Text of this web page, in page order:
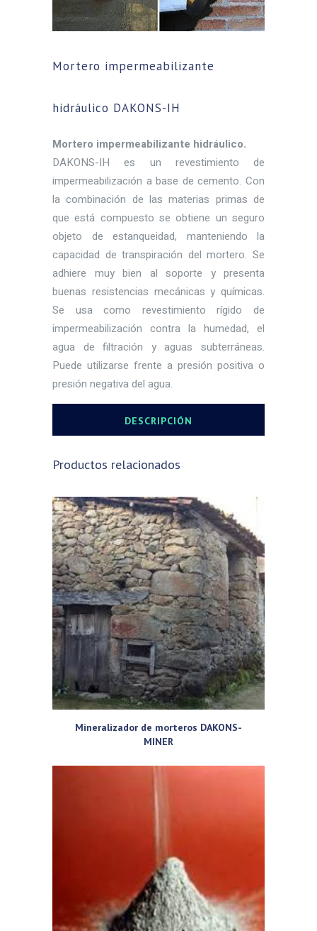
Mortero impermeabilizante
hidráulico DAKONS-IH
Mortero impermeabilizante hidráulico.
DAKONS-IH es un revestimiento de
impermeabilización a base de cemento. Con
la combinación de las materias primas de
que está compuesto se obtiene un seguro
objeto de estanqueidad, manteniendo la
capacidad de transpiración del mortero. Se
adhiere muy bien al soporte y presenta
buenas resistencias mecánicas y químicas.
Se usa como revestimiento rígido de
impermeabilización contra la humedad, el
agua de filtración y aguas subterráneas.
Puede utilizarse frente a presión positiva o
presión negativa del agua.
DESCRIPCIÓN
Productos relacionados
Mineralizador de morteros DAKONS-
MINER